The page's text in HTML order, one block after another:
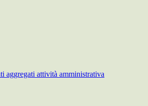
aggregati attività amministrativa